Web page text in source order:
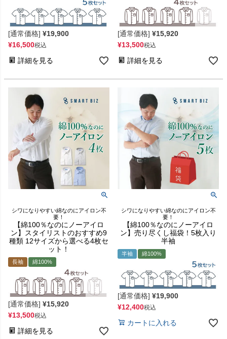
[通常価格] ¥19,900
¥16,500税込
詳細を見る
[通常価格] ¥15,920
¥13,500税込
詳細を見る
シワになりやすい綿なのにアイロン不
要！
【綿100％なのにノーアイロ
ン】スタイリストのおすすめ9
種類 12サイズから選べる4枚セ
ット！
長袖 綿100%
[通常価格] ¥15,920
¥13,500税込
詳細を見る
シワになりやすい綿なのにアイロン不
要！
【綿100％なのにノーアイロ
ン】売り尽くし福袋！5枚入り
半袖
半袖 綿100%
[通常価格] ¥19,900
¥12,400税込
カートに入れる